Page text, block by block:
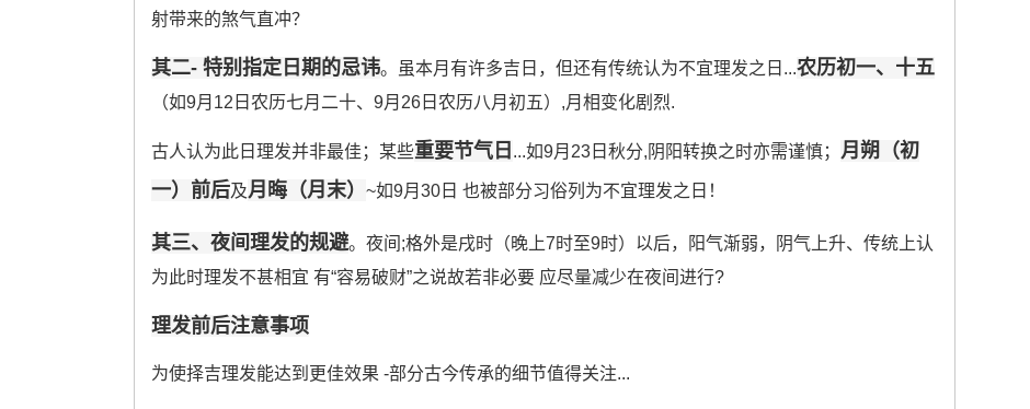
射带来的煞气直冲？
其二- 特别指定日期的忌讳。虽本月有许多吉日，但还有传统认为不宜理发之日...农历初一、十五
（如9月12日农历七月二十、9月26日农历八月初五）,月相变化剧烈.
古人认为此日理发并非最佳；某些重要节气日 ...如9月23日秋分,阴阳转换之时亦需谨慎； 月朔（初
一）前后及月晦（月末） ~如9月30日 也被部分习俗列为不宜理发之日！
其三、夜间理发的规避。夜间;格外是戌时（晚上7时至9时）以后，阳气渐弱，阴气上升、传统上认
为此时理发不甚相宜 有“容易破财”之说故若非必要 应尽量减少在夜间进行?
理发前后注意事项
为使择吉理发能达到更佳效果 -部分古今传承的细节值得关注...